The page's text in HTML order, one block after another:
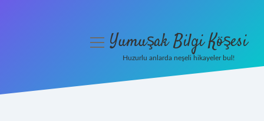
menüyüYumuşak Bilgi Köşesi
Huzurlu anlarda neşeli hikayeler bul!